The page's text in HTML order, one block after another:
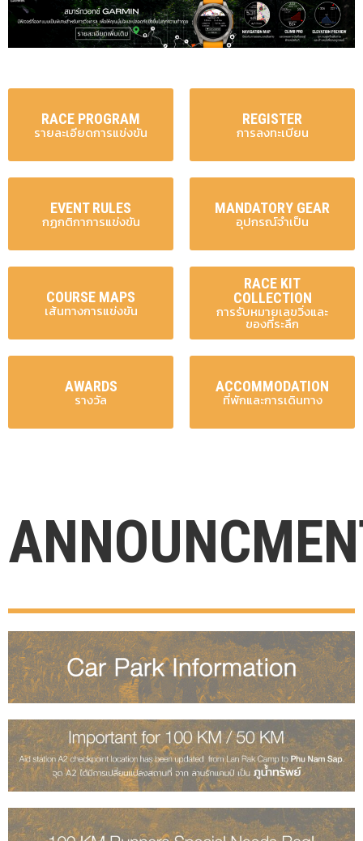
RACE PROGRAM
รายละเอียดการแข่งขัน
REGISTER
การลงทะเบียน
EVENT RULES
กฏกติกาการแข่งขัน
MANDATORY GEAR
อุปกรณ์จำเป็น
COURSE MAPS
เส้นทางการแข่งขัน
RACE KIT
COLLECTION
การรับหมายเลขวิ่งและ
ของที่ระลึก
AWARDS
รางวัล
ACCOMMODATION
ที่พักและการเดินทาง